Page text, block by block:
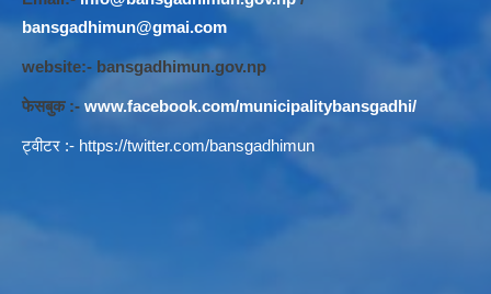
bansgadhimun@gmai.com
website:- bansgadhimun.gov.np
फेसबुक :- www.facebook.com/municipalitybansgadhi/
ट्वीटर :- https://twitter.com/bansgadhimun